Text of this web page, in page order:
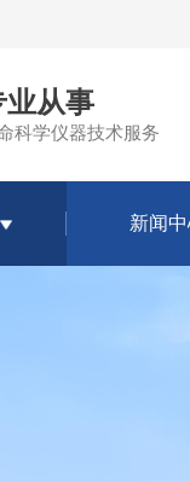
业从事
科学仪器技术服务
新闻